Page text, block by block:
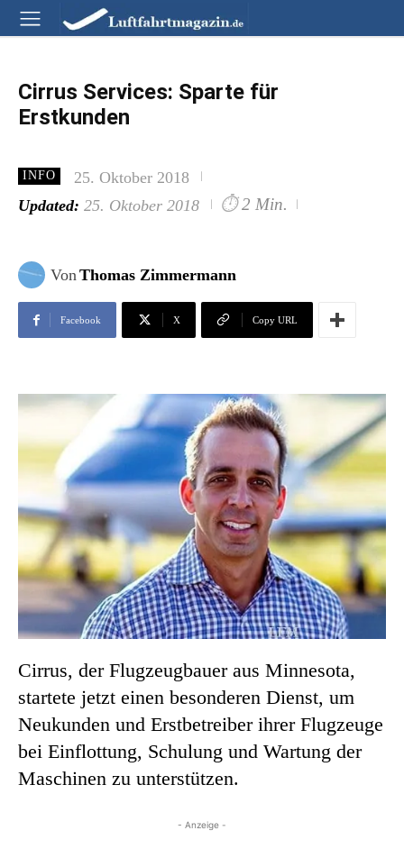
Cirrus Services: Sparte für
Erstkunden
INFO
25. Oktober 2018
Updated: 25. Oktober 2018 ⏱ 2 Min.
VonThomas Zimmermann
Facebook X Copy URL
Cirrus, der Flugzeugbauer aus Minnesota,
startete jetzt einen besonderen Dienst, um
Neukunden und Erstbetreiber ihrer Flugzeuge
bei Einflottung, Schulung und Wartung der
Maschinen zu unterstützen.
- Anzeige -